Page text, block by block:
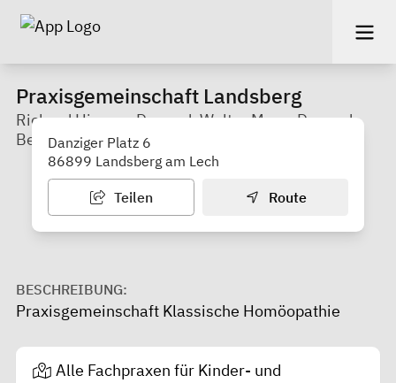
Praxisgemeinschaft Landsberg
Richard Hiemer, Dr. med. Walter Manz, Dr. med.
Benjamin Runge
Danziger Platz 6
86899 Landsberg am Lech
Teilen Route
BESCHREIBUNG:
Praxisgemeinschaft Klassische Homöopathie
Alle Fachpraxen für Kinder- und